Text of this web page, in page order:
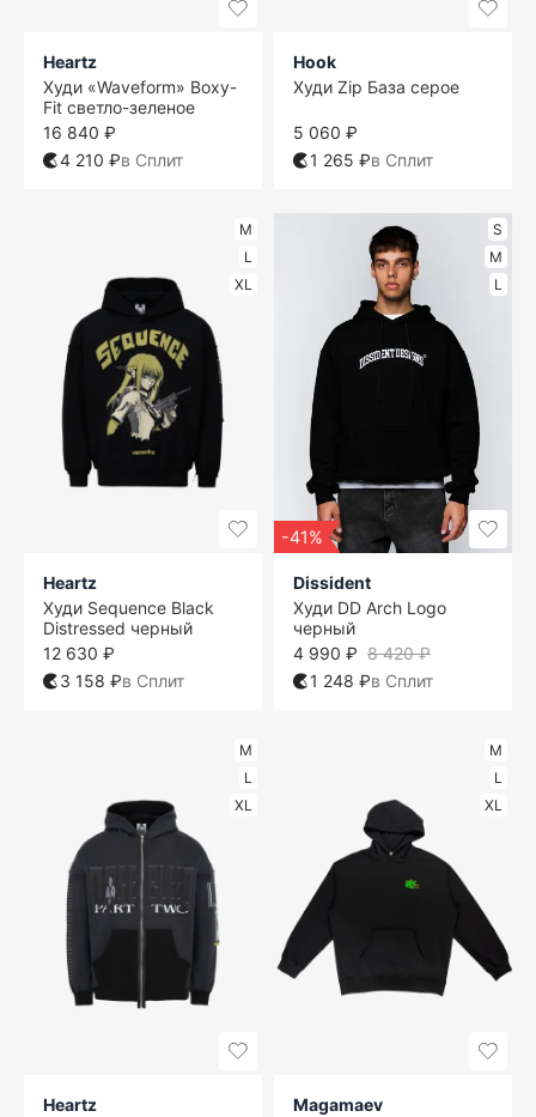
Heartz
Худи «Waveform» Boxy-
Fit светло-зеленое
16 840 ₽
4 210 ₽в Сплит
Hook
Худи Zip База серое
5 060 ₽
1 265 ₽в Сплит
M
L
XL
Heartz
Худи Sequence Black
Distressed черный
12 630 ₽
3 158 ₽в Сплит
S
M
L
-41%
Dissident
Худи DD Arch Logo
черный
8 420 ₽
4 990 ₽
1 248 ₽в Сплит
M
L
XL
Heartz
M
L
XL
Magamaev